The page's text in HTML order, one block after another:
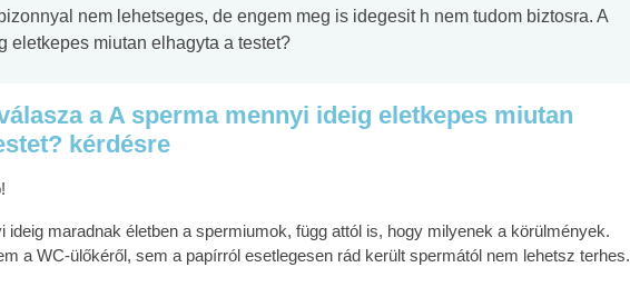
nem lehetseges, de engem meg is idegesit h nem tudom biztosra. A
eletkepes miutan elhagyta a testet?
a A sperma mennyi ideig eletkepes miutan
kérdésre
ideig maradnak életben a spermiumok, függ attól is, hogy milyenek a körülmények.
a WC-ülőkéről, sem a papírról esetlegesen rád került spermától nem lehetsz terhes.